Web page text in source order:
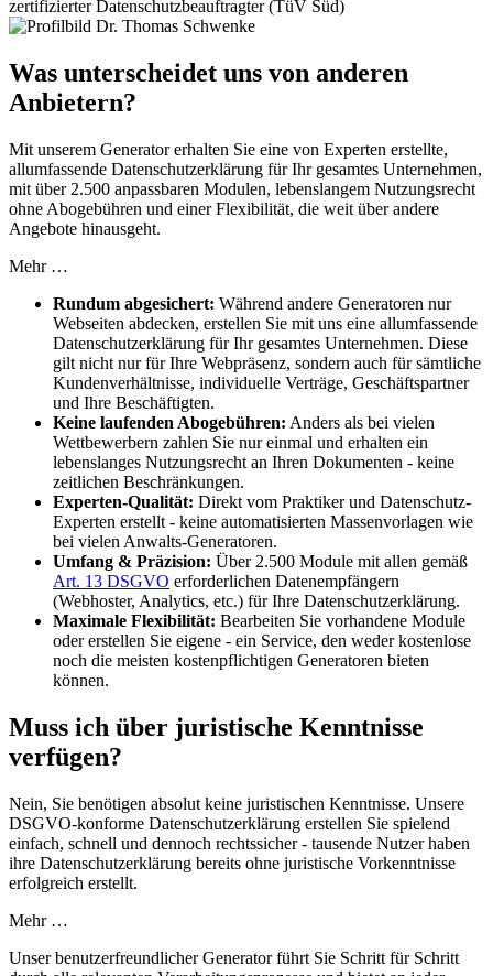
zertifizierter Datenschutzbeauftragter (TüV Süd)
Was unterscheidet uns von anderen
Anbietern?
Mit unserem Generator erhalten Sie eine von Experten erstellte,
allumfassende Datenschutzerklärung für Ihr gesamtes Unternehmen,
mit über 2.500 anpassbaren Modulen, lebenslangem Nutzungsrecht
ohne Abogebühren und einer Flexibilität, die weit über andere
Angebote hinausgeht.
Mehr …
Rundum abgesichert: Während andere Generatoren nur
Webseiten abdecken, erstellen Sie mit uns eine allumfassende
Datenschutzerklärung für Ihr gesamtes Unternehmen. Diese
gilt nicht nur für Ihre Webpräsenz, sondern auch für sämtliche
Kundenverhältnisse, individuelle Verträge, Geschäftspartner
und Ihre Beschäftigten.
Keine laufenden Abogebühren: Anders als bei vielen
Wettbewerbern zahlen Sie nur einmal und erhalten ein
lebenslanges Nutzungsrecht an Ihren Dokumenten - keine
zeitlichen Beschränkungen.
Experten-Qualität: Direkt vom Praktiker und Datenschutz-
Experten erstellt - keine automatisierten Massenvorlagen wie
bei vielen Anwalts-Generatoren.
Umfang & Präzision: Über 2.500 Module mit allen gemäß
Art. 13 DSGVO erforderlichen Datenempfängern
(Webhoster, Analytics, etc.) für Ihre Datenschutzerklärung.
Maximale Flexibilität: Bearbeiten Sie vorhandene Module
oder erstellen Sie eigene - ein Service, den weder kostenlose
noch die meisten kostenpflichtigen Generatoren bieten
können.
Muss ich über juristische Kenntnisse
verfügen?
Nein, Sie benötigen absolut keine juristischen Kenntnisse. Unsere
DSGVO-konforme Datenschutzerklärung erstellen Sie spielend
einfach, schnell und dennoch rechtssicher - tausende Nutzer haben
ihre Datenschutzerklärung bereits ohne juristische Vorkenntnisse
erfolgreich erstellt.
Mehr …
Unser benutzerfreundlicher Generator führt Sie Schritt für Schritt